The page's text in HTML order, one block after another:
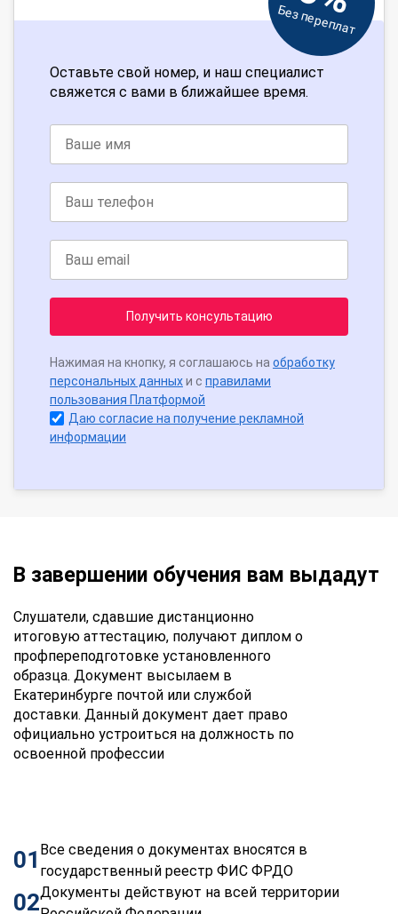
Без переплат
Оставьте свой номер, и наш специалист
свяжется с вами в ближайшее время.
Получить консультацию
Нажимая на кнопку, я соглашаюсь на обработку
персональных данныхи с правилами
пользования Платформой
Даю согласие на получение рекламной
информации
В завершении обучения вам выдадут
Слушатели, сдавшие дистанционно
итоговую аттестацию, получают диплом о
профпереподготовке установленного
образца. Документ высылаем в
Екатеринбурге почтой или службой
доставки. Данный документ дает право
официально устроиться на должность по
освоенной профессии
01 Все сведения о документах вносятся в
государственный реестр ФИС ФРДО
02Документы действуют на всей территории